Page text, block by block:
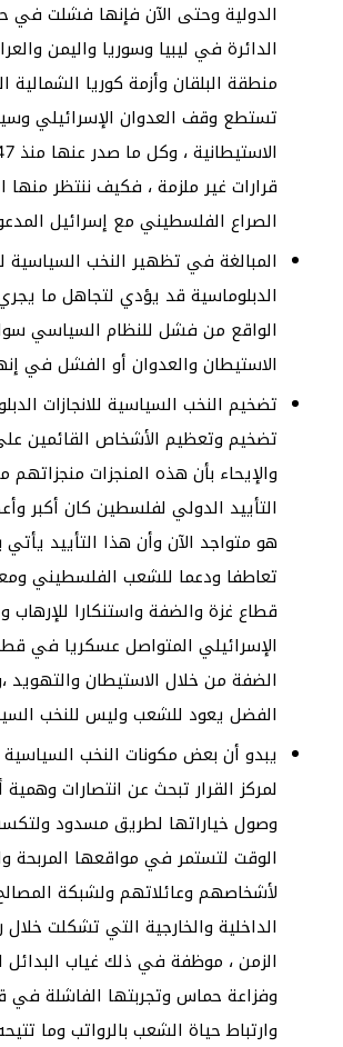
الدولية وحتى الآن فإنها فشلت في
الدائرة في ليبيا وسوريا واليمن
منطقة البلقان وأزمة كوريا الشمالية
تستطع وقف العدوان الإسرائيلي
قرارات غير ملزمة ، فكيف ننتظر منها
الصراع الفلسطيني مع إسرائيل
المبالغة في تظهير النخب السياسية
الدبلوماسية قد يؤدي لتجاهل ما
الواقع من فشل للنظام السياسي
الاستيطان والعدوان أو الفشل في
تضخيم النخب السياسية للانجازات
تضخيم وتعظيم الأشخاص القائمين
والإيحاء بأن هذه المنجزات منجزاتهم
التأييد الدولي لفلسطين كان أكبر
هو متواجد الآن وأن هذا التأييد
تعاطفا ودعما للشعب الفلسطيني
قطاع غزة والضفة واستنكارا للإرهاب
الإسرائيلي المتواصل عسكريا في
الضفة من خلال الاستيطان والتهويد
الفضل يعود للشعب وليس للنخب
يبدو أن بعض مكونات النخب السياسية
لمركز القرار تبحث عن انتصارات
وصول خياراتها لطريق مسدود
الوقت لتستمر في مواقعها المربحة
لأشخاصهم وعائلاتهم ولشبكة المصالح
الداخلية والخارجية التي تشكلت
الزمن ، موظفة في ذلك غياب البدائل
وفزاعة حماس وتجربتها الفاشلة في
وارتباط حياة الشعب بالرواتب وما